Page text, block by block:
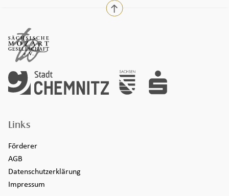
nach oben
Links
Förderer
AGB
Datenschutzerklärung
Impressum